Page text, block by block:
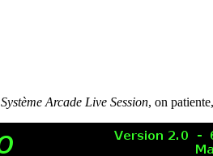
Système Arcade Live Session, on